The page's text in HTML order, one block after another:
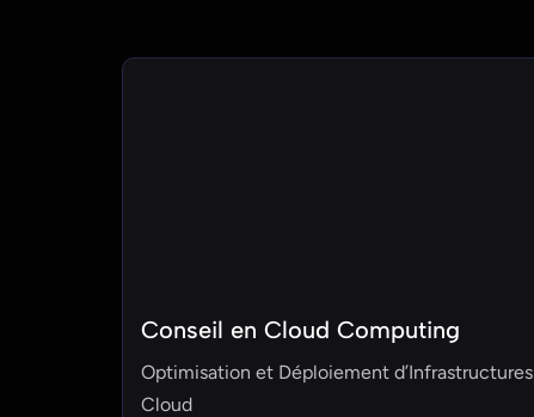
Conseil en Cloud Computing
Optimisation et Déploiement d’Infrastructures
Cloud